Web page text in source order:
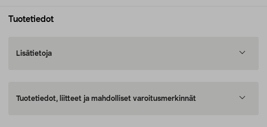
Tuotetiedot
Lisätietoja
Tuotetiedot, liitteet ja mahdolliset varoitusmerkinnät